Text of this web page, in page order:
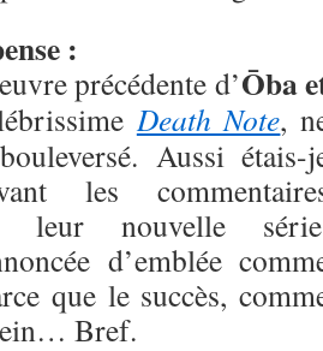
:
précédente d’Ōba
Death Note,
Aussi étais-
les
leur nouvelle
d’emblée
que le succès,
Bref.